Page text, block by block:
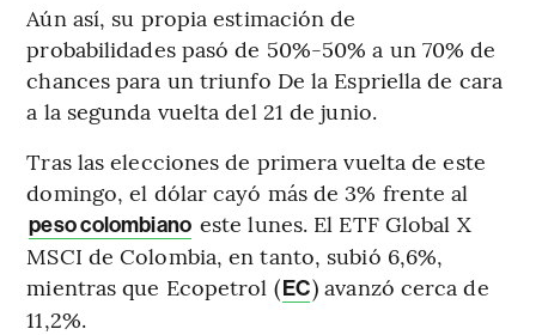
Aún así, su propia estimación de
probabilidades pasó de 50%-50% a un 70% de
chances para un triunfo De la Espriella de cara
a la segunda vuelta del 21 de junio.
Tras las elecciones de primera vuelta de este
domingo, el dólar cayó más de 3% frente al
peso colombiano este lunes. El ETF Global X
MSCI de Colombia, en tanto, subió 6,6%,
mientras que Ecopetrol (EC) avanzó cerca de
11,2%.